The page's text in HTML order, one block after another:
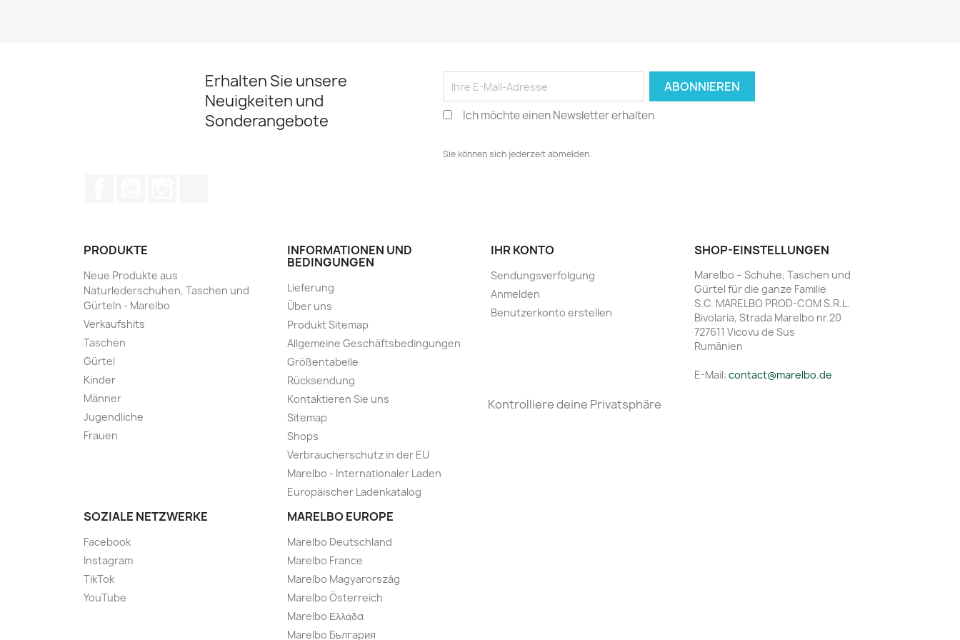
Erhalten Sie unsere
Neuigkeiten und
Sonderangebote
Ich möchte einen Newsletter erhalten
Sie können sich jederzeit abmelden.
PRODUKTE
Neue Produkte aus
Naturlederschuhen, Taschen und
Gürteln - Marelbo
Verkaufshits
Taschen
Gürtel
Kinder
Männer
Jugendliche
Frauen
INFORMATIONEN UND
BEDINGUNGEN
Lieferung
Über uns
Produkt Sitemap
Allgemeine Geschäftsbedingungen
Größentabelle
Rücksendung
Kontaktieren Sie uns
Sitemap
Shops
Verbraucherschutz in der EU
Marelbo - Internationaler Laden
Europäischer Ladenkatalog
SOZIALE NETZWERKE
Facebook
Instagram
TikTok
YouTube
MARELBO EUROPE
Marelbo Deutschland
Marelbo France
Marelbo Magyarország
Marelbo Österreich
Marelbo Ελλάδα
Marelbo България
IHR KONTO
Sendungsverfolgung
Anmelden
Benutzerkonto erstellen
SHOP-EINSTELLUNGEN
Marelbo – Schuhe, Taschen und
Gürtel für die ganze Familie
S.C. MARELBO PROD-COM S.R.L.
Bivolaria, Strada Marelbo nr.20
727611 Vicovu de Sus
Rumänien
E-Mail: contact@marelbo.de
Kontrolliere deine Privatsphäre